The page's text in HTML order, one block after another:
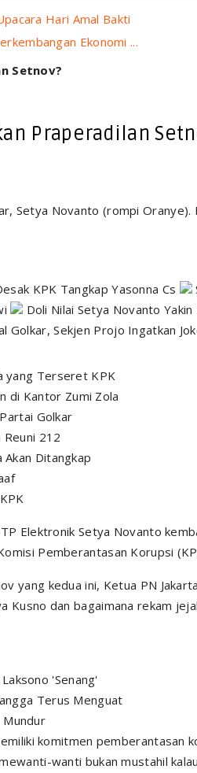
Hari Amal Bakti
Ekonomi ...
Setnov?
Praperadilan
Setya Novanto (rompi Oranye).
KPK Tangkap Yasonna Cs
Doli Nilai Setya Novanto
Golkar, Sekjen Projo Ingatkan
yang Terseret KPK
di Kantor Zumi Zola
Golkar
212
Ditangkap
Elektronik Setya Novanto
Pemberantasan Korupsi
yang kedua ini, Ketua PN
Kusno dan bagaimana rekam
'Senang'
Terus Menguat
Mundur
komitmen pemberantasan
wanti bukan mustahil